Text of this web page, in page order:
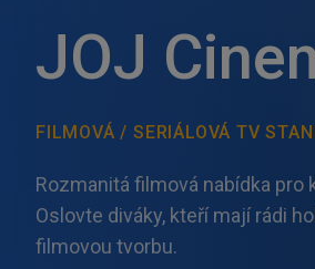
JOJ
FILMOVÁ / SERIÁLOVÁ TV
Rozmanitá filmová nabídka pro
Oslovte diváky, kteří mají rádi
filmovou tvorbu.